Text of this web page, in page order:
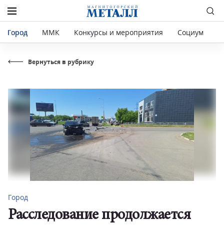
Город ММК Конкурсы и мероприятия Социум
Вернуться в рубрику
Город
Расследование продолжается